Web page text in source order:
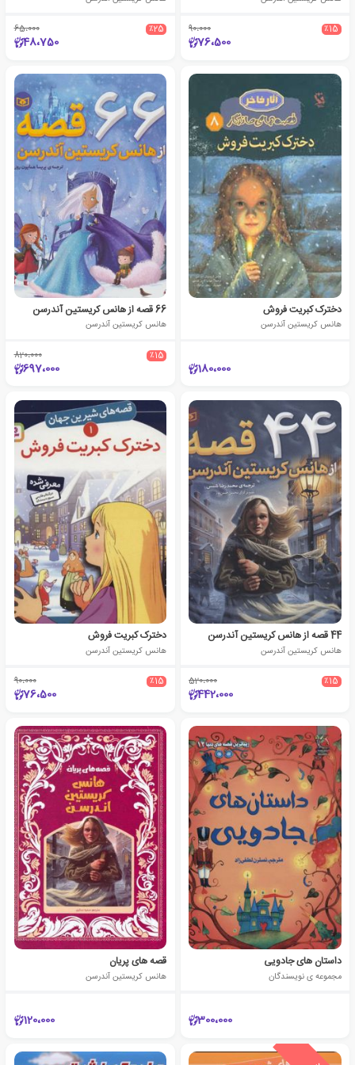
٪15 90،000
76،500
٪25 65،000
48،750
دخترک کبریت فروش
هانس کریستین آندرسن
180،000
66 قصه از هانس کریستین آندرسن
هانس کریستین آندرسن
٪15 820،000
697،000
44 قصه از هانس کریستین آندرسن
هانس کریستین آندرسن
٪15 520،000
442،000
دخترک کبریت فروش
هانس کریستین آندرسن
٪15 90،000
76،500
داستان های جادویی
مجموعه ی نویسندگان
300،000
قصه های پریان
هانس کریستین آندرسن
120،000